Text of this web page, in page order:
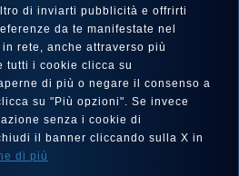
di inviarti pubblicità e offrirti
da te manifestate nel
rete, anche attraverso più
tutti i cookie clicca su
di più o negare il consenso a
su "Più opzioni". Se invece
senza i cookie di
il banner cliccando sulla X in
di più